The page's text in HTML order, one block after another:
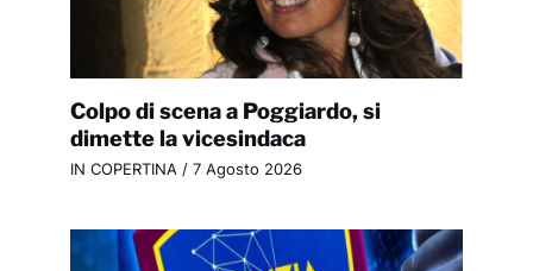
Colpo di scena a Poggiardo, si
dimette la vicesindaca
IN COPERTINA/ 7 Agosto 2026